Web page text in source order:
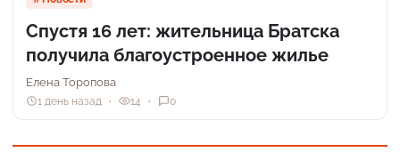
Спустя 16 лет: жительница Братска
получила благоустроенное жилье
Елена Торопова
1 день назад 14 0